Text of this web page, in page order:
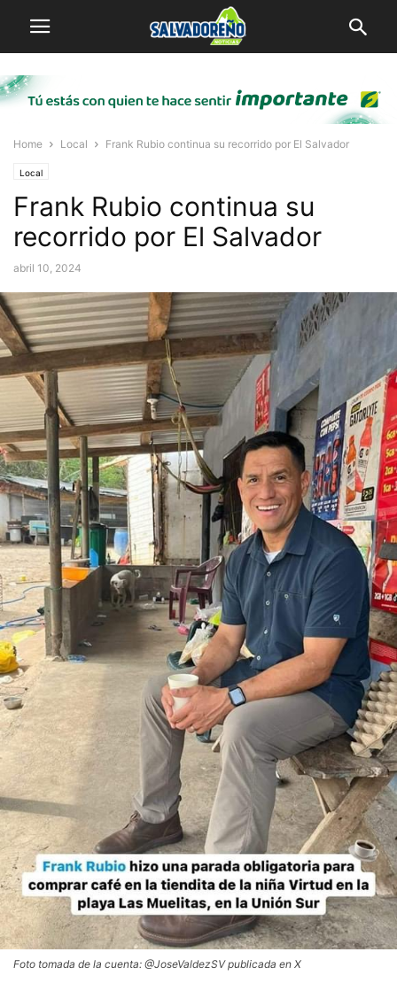
Home Local Frank Rubio continua su recorrido por El Salvador
Local
Frank Rubio continua su
recorrido por El Salvador
abril 10, 2024
Foto tomada de la cuenta: @JoseValdezSV publicada en X